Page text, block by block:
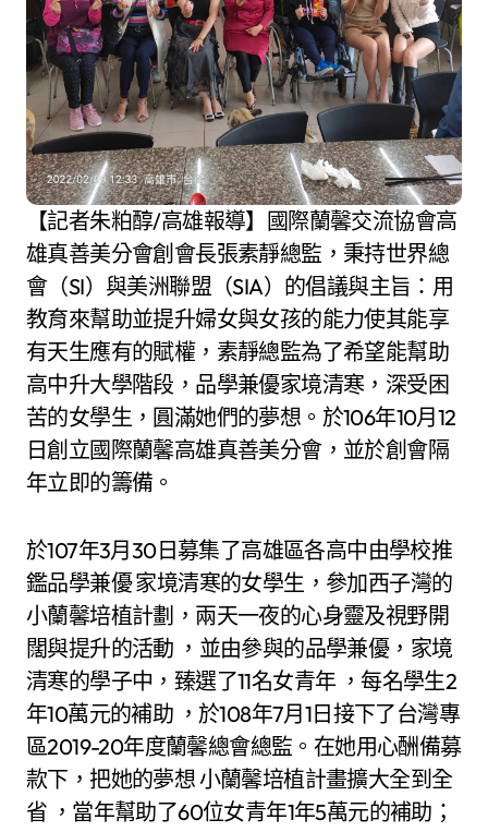
【記者朱粕醇/高雄報導】國際蘭馨交流協會高
雄真善美分會創會長張素靜總監，秉持世界總
會（SI）與美洲聯盟（SIA）的倡議與主旨：用
教育來幫助並提升婦女與女孩的能力使其能享
有天生應有的賦權，素靜總監為了希望能幫助
高中升大學階段，品學兼優家境清寒，深受困
苦的女學生，圓滿她們的夢想。於106年10月12
日創立國際蘭馨高雄真善美分會，並於創會隔
年立即的籌備。
於107年3月30日募集了高雄區各高中由學校推
鑑品學兼優 家境清寒的女學生，參加西子灣的
小蘭馨培植計劃，兩天一夜的心身靈及視野開
闊與提升的活動 ，並由參與的品學兼優，家境
清寒的學子中，臻選了11名女青年 ，每名學生2
年10萬元的補助 ，於108年7月1日接下了台灣專
區2019-20年度蘭馨總會總監。在她用心酬備募
款下，把她的夢想 小蘭馨培植計畫擴大全到全
省 ，當年幫助了60位女青年1年5萬元的補助；